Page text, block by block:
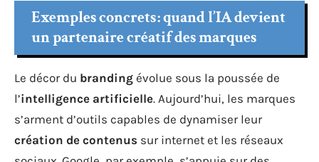
Exemples concrets : quand l’IA devient
un partenaire créatif des marques
Le décor du branding évolue sous la poussée de
l’intelligence artificielle. Aujourd’hui, les marques
s’arment d’outils capables de dynamiser leur
création de contenus sur internet et les réseaux